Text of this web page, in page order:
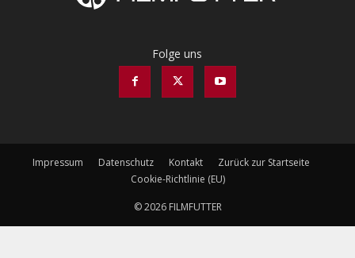
Folge uns
Impressum Datenschutz Kontakt
Zurück zur Startseite
Cookie-Richtlinie (EU)
© 2026 FILMFUTTER